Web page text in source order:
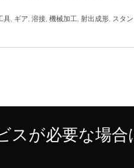
具 ギア 溶接 機械加工 射出成形 スタ
スが必要な場